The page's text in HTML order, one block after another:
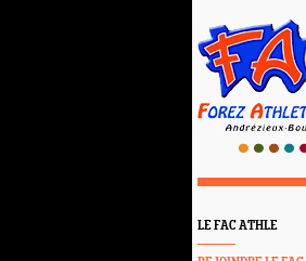
LE FAC ATHLE